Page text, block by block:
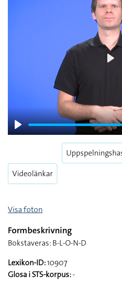
Play
Videolänkar
Visa foton
Formbeskrivning
Bokstaveras: B-L-O-N-D
Lexikon-ID:10907
Glosa i STS-korpus:-